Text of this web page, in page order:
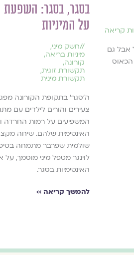
אבל גם
הכאוס
בסגר, בסגר: השפעת
על המיניות
//חשק מיני,
מיניות בריאה,
קורונה,
תקשורת זוגית,
תקשורת מינית
ה׳סגר׳ בתקופת הקורונה
צעירים והורים לילדים עם
המשפיעים על רמות החרדה
האינטימית שלהם. שיחה
שולמית שפרבר מתמחה
לוינגר מטפל מיני מוסמך, על
האינטימיות בסגר.
להמשך קריאה ››